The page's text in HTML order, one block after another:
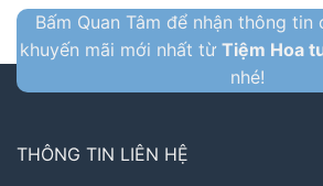
Bấm Quan Tâm để nhận thông
khuyến mãi mới nhất từ Tiệm Hoa
nhé!
THÔNG TIN LIÊN HỆ